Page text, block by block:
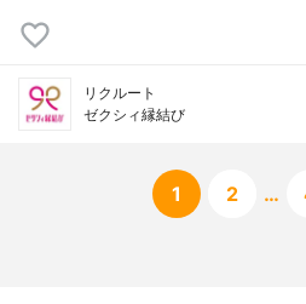
リクルート
ゼクシィ縁結び
1 2 …